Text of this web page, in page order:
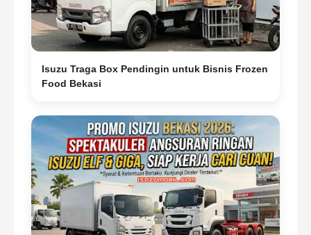
Isuzu Traga Box Pendingin untuk Bisnis Frozen
Food Bekasi